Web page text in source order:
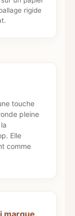
rigide
touche
pleine
Elle
comme
marque